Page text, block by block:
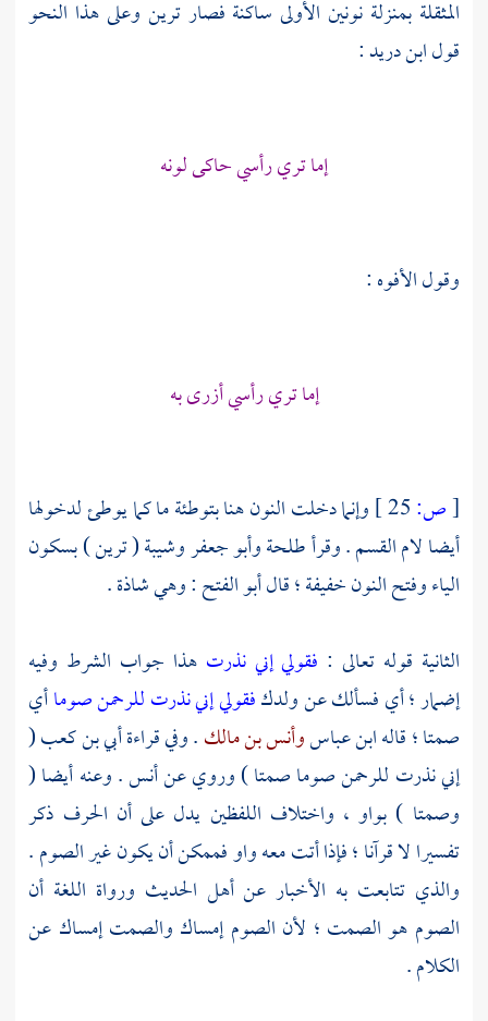
المثقلة بمنزلة نونين الأولى ساكنة فصار ترين وعلى هذا النحو
قولابن دريد:
إما تري رأسي حاكى لونه
وقولالأفوه:
إما تري رأسي أزرى به
[ص:
وإنما دخلت النون هنا بتوطئة ما كما يوطئ لدخولها
أيضا لام القسم . وقرأطلحةوأبو جعفروشيبة( ترين ) بسكون
الياء وفتح النون خفيفة ؛ قالأبو الفتح: وهي شاذة .
الثانية قوله تعالى : فقولي إني نذرتهذا جواب الشرط وفيه
إضمار ؛ أي فسألك عن ولدكفقولي إني نذرت للرحمن صوماأي
صمتا ؛ قالهابن عباسوأنس بن مالك. وفي قراءةأبي بن كعب(
إني نذرت للرحمن صوما صمتا ) وروي عنأنس. وعنه أيضا (
وصمتا ) بواو ، واختلاف اللفظين يدل على أن الحرف ذكر
تفسيرا لا قرآنا ؛ فإذا أتت معه واو فممكن أن يكون غير الصوم .
والذي تتابعت به الأخبار عن أهل الحديث ورواة اللغة أن
الصوم هو الصمت ؛ لأن الصوم إمساك والصمت إمساك عن
الكلام .